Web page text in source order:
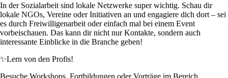
In der Sozialarbeit sind lokale Netzwerke super wichtig. Schau dir
lokale NGOs, Vereine oder Initiativen an und engagiere dich dort – sei
es durch Freiwilligenarbeit oder einfach mal bei einem Event
vorbeischauen. Das kann dir nicht nur Kontakte, sondern auch
interessante Einblicke in die Branche geben!
✨Lern von den Profis!
Besuche Workshops, Fortbildungen oder Vorträge im Bereich